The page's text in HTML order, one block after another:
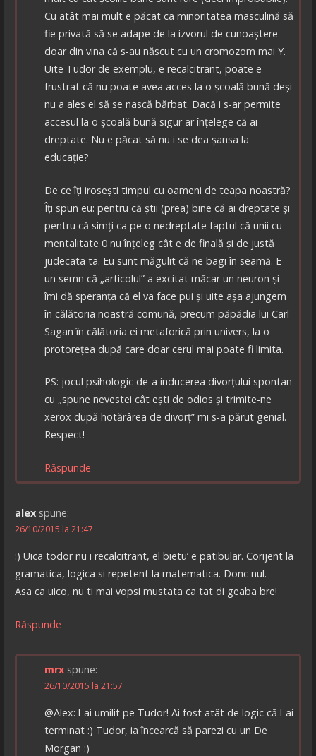
Cu atât mai mult e păcat ca minoritatea masculină să
fie privată să se adape de la izvorul de cunoaștere
doar din vina că s-au născut cu un cromozom mai Y.
Uite Tudor de exemplu, e recalcitrant, poate e
frustrat că nu poate avea acces la o școală bună deși
nu a ales el să se nască bărbat. Dacă i s-ar permite
accesul la o școală bună sigur ar înțelege că ai
dreptate. Nu e păcat să nu i se dea șansa la
educație?
De ce îți irosești timpul cu oameni de teapa noastră?
Îți spun eu: pentru că știi (prea) bine că ai dreptate și
pentru că simți ca pe o nedreptate faptul că unii cu
mentalitate 0 nu înțeleg cât e de finală și de justă
judecata ta. Eu sunt măgulit că ne bagi în seamă. E
un semn că „articolul” a excitat măcar un neuron și
îmi dă speranța că el va face pui și uite așa ajungem
în călătoria noastră comună, precum păpădia lui Carl
Sagan în călătoria ei metaforică prin univers, la o
protorețea după care doar cerul mai poate fi limita.
PS: jocul psihologic de-a inducerea divorțului spontan
cu „spune nevestei cât ești de odios și trimite-ne
xerox după hotărârea de divorț” mi s-a părut genial.
Respect!
Răspunde
alex spune:
26/10/2015 la 21:47
:) Uica todor nu i recalcitrant, el bietu’ e patibular. Corijent la
gramatica, logica si repetent la matematica. Donc nul.
Asa ca uico, nu ti mai vopsi mustata ca tat di geaba bre!
Răspunde
mrx spune:
26/10/2015 la 21:57
@Alex: l-ai umilit pe Tudor! Ai fost atât de logic că l-ai
terminat :) Tudor, ia încearcă să parezi cu un De
Morgan :)